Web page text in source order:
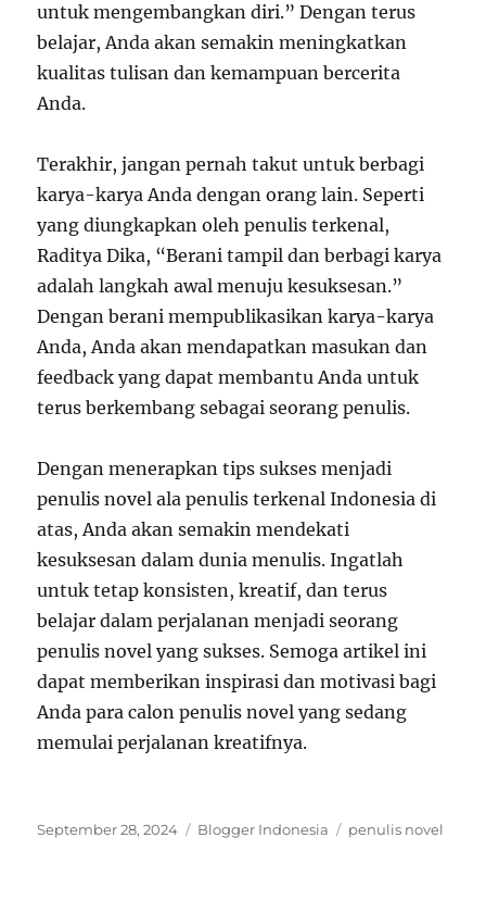
untuk mengembangkan diri.” Dengan terus
belajar, Anda akan semakin meningkatkan
kualitas tulisan dan kemampuan bercerita
Anda.
Terakhir, jangan pernah takut untuk berbagi
karya-karya Anda dengan orang lain. Seperti
yang diungkapkan oleh penulis terkenal,
Raditya Dika, “Berani tampil dan berbagi karya
adalah langkah awal menuju kesuksesan.”
Dengan berani mempublikasikan karya-karya
Anda, Anda akan mendapatkan masukan dan
feedback yang dapat membantu Anda untuk
terus berkembang sebagai seorang penulis.
Dengan menerapkan tips sukses menjadi
penulis novel ala penulis terkenal Indonesia di
atas, Anda akan semakin mendekati
kesuksesan dalam dunia menulis. Ingatlah
untuk tetap konsisten, kreatif, dan terus
belajar dalam perjalanan menjadi seorang
penulis novel yang sukses. Semoga artikel ini
dapat memberikan inspirasi dan motivasi bagi
Anda para calon penulis novel yang sedang
memulai perjalanan kreatifnya.
Posted
September 28, 2024 Categories
Blogger Indonesia Tags
penulis novel